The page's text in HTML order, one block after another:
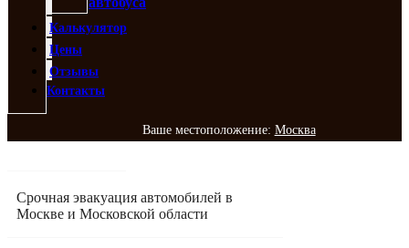
Калькулятор
Цены
Отзывы
Контакты
Ваше местоположение: Москва
Срочная эвакуация автомобилей в
Москве и Московской области